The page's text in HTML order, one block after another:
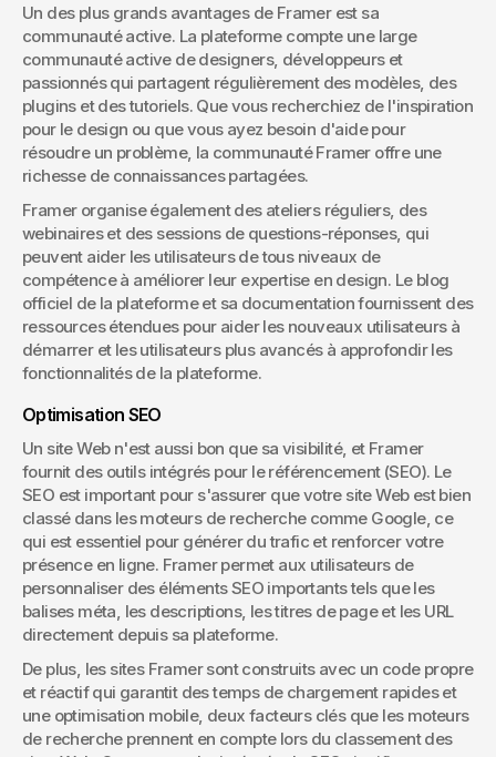
Un des plus grands avantages de Framer est sa
communauté active. La plateforme compte une large
communauté active de designers, développeurs et
passionnés qui partagent régulièrement des modèles, des
plugins et des tutoriels. Que vous recherchiez de l'inspiration
pour le design ou que vous ayez besoin d'aide pour
résoudre un problème, la communauté Framer offre une
richesse de connaissances partagées.
Framer organise également des ateliers réguliers, des
webinaires et des sessions de questions-réponses, qui
peuvent aider les utilisateurs de tous niveaux de
compétence à améliorer leur expertise en design. Le blog
officiel de la plateforme et sa documentation fournissent des
ressources étendues pour aider les nouveaux utilisateurs à
démarrer et les utilisateurs plus avancés à approfondir les
fonctionnalités de la plateforme.
Optimisation SEO
Un site Web n'est aussi bon que sa visibilité, et Framer
fournit des outils intégrés pour le référencement (SEO). Le
SEO est important pour s'assurer que votre site Web est bien
classé dans les moteurs de recherche comme Google, ce
qui est essentiel pour générer du trafic et renforcer votre
présence en ligne. Framer permet aux utilisateurs de
personnaliser des éléments SEO importants tels que les
balises méta, les descriptions, les titres de page et les URL
directement depuis sa plateforme.
De plus, les sites Framer sont construits avec un code propre
et réactif qui garantit des temps de chargement rapides et
une optimisation mobile, deux facteurs clés que les moteurs
de recherche prennent en compte lors du classement des